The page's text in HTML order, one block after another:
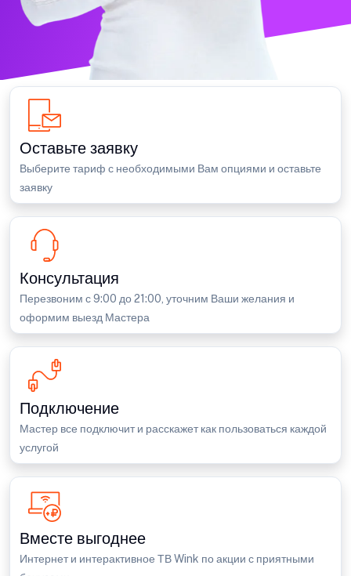
Оставьте заявку
Выберите тариф с необходимыми Вам опциями и оставьте
заявку
Консультация
Перезвоним с 9:00 до 21:00, уточним Ваши желания и
оформим выезд Мастера
Подключение
Мастер все подключит и расскажет как пользоваться каждой
услугой
Вместе выгоднее
Интернет и интерактивное ТВ Wink по акции с приятными